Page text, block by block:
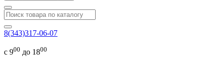
8(343)317-06-07
с 900 до 1800